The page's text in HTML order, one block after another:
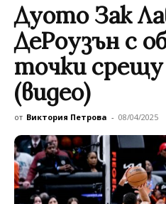
Дуото Зак
ДеРоузън с
точки
(видео)
от Виктория Петрова - 08/04/2025